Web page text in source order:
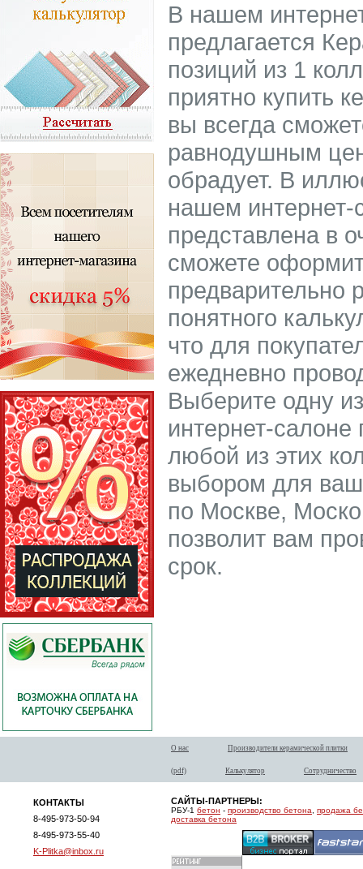
В нашем
предлагается
позиций из 1
приятно купить
вы всегда
равнодушным
обрадует. В
нашем интернет-
представлена в
сможете
предварительно
понятного
что для
ежедневно
Выберите одну
интернет-
любой из этих
выбором для
по Москве,
позволит вам
срок.
О нас Производители керамической плитки
(pdf) Калькулятор Сотрудничество
КОНТАКТЫ
8-495-973-50-94
8-495-973-55-40
K-Plitka@inbox.ru
САЙТЫ-ПАРТНЕРЫ:
РБУ-1 бетон - производство бетона
продажа
доставка бетона